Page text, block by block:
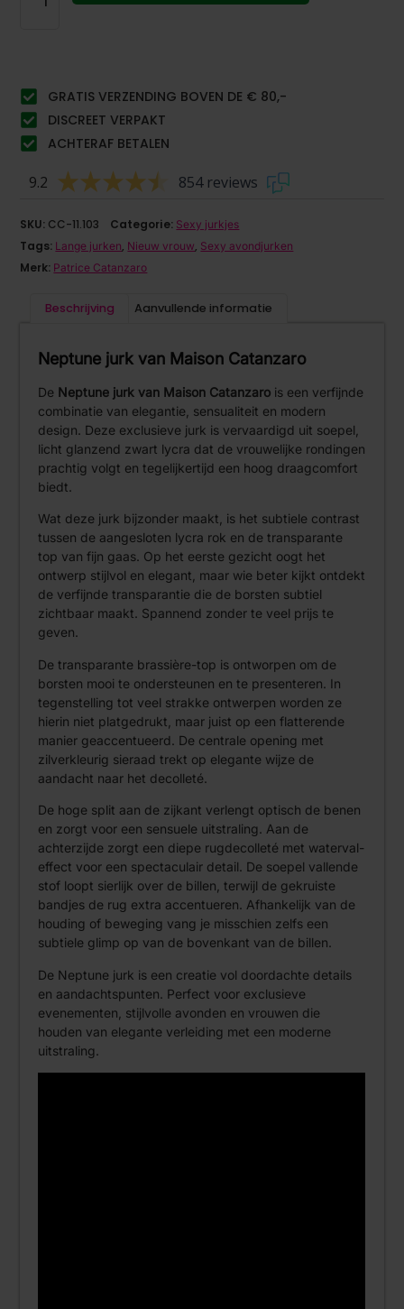
GRATIS VERZENDING BOVEN DE € 80,-
DISCREET VERPAKT
ACHTERAF BETALEN
9.2 854 reviews
SKU: CC-11.103 Categorie: Sexy jurkjes
Tags: Lange jurken, Nieuw vrouw, Sexy avondjurken
Merk: Patrice Catanzaro
Beschrijving Aanvullende informatie
Neptune jurk van Maison Catanzaro
De Neptune jurk van Maison Catanzaro is een verfijnde
combinatie van elegantie, sensualiteit en modern
design. Deze exclusieve jurk is vervaardigd uit soepel,
licht glanzend zwart lycra dat de vrouwelijke rondingen
prachtig volgt en tegelijkertijd een hoog draagcomfort
biedt.
Wat deze jurk bijzonder maakt, is het subtiele contrast
tussen de aangesloten lycra rok en de transparante
top van fijn gaas. Op het eerste gezicht oogt het
ontwerp stijlvol en elegant, maar wie beter kijkt ontdekt
de verfijnde transparantie die de borsten subtiel
zichtbaar maakt. Spannend zonder te veel prijs te
geven.
De transparante brassière-top is ontworpen om de
borsten mooi te ondersteunen en te presenteren. In
tegenstelling tot veel strakke ontwerpen worden ze
hierin niet platgedrukt, maar juist op een flatterende
manier geaccentueerd. De centrale opening met
zilverkleurig sieraad trekt op elegante wijze de
aandacht naar het decolleté.
De hoge split aan de zijkant verlengt optisch de benen
en zorgt voor een sensuele uitstraling. Aan de
achterzijde zorgt een diepe rugdecolleté met waterval-
effect voor een spectaculair detail. De soepel vallende
stof loopt sierlijk over de billen, terwijl de gekruiste
bandjes de rug extra accentueren. Afhankelijk van de
houding of beweging vang je misschien zelfs een
subtiele glimp op van de bovenkant van de billen.
De Neptune jurk is een creatie vol doordachte details
en aandachtspunten. Perfect voor exclusieve
evenementen, stijlvolle avonden en vrouwen die
houden van elegante verleiding met een moderne
uitstraling.